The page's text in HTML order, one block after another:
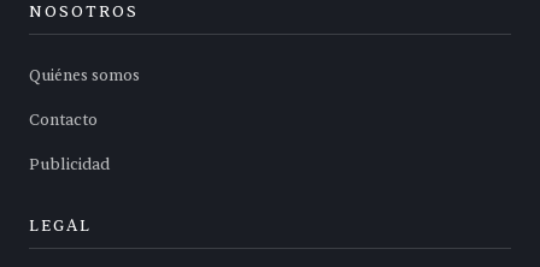
NOSOTROS
Quiénes somos
Contacto
Publicidad
LEGAL